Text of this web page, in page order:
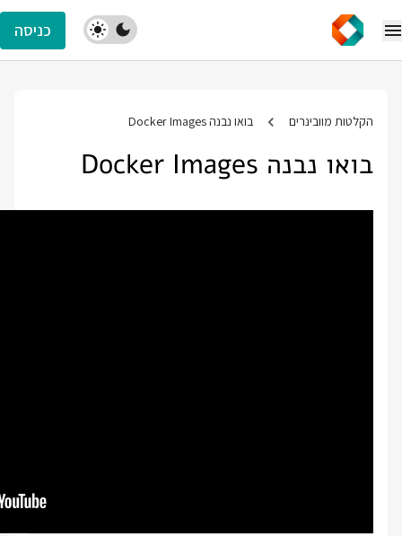
כניסה
הקלטות מוובינרים בואו נבנה Docker Images
בואו נבנה Docker Images